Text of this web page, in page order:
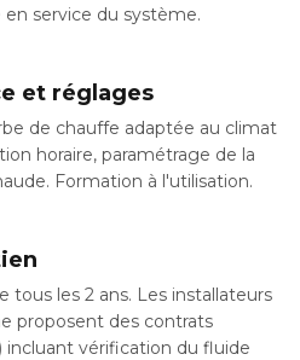
service du système.
et réglages
de chauffe adaptée au climat
horaire, paramétrage de la
Formation à l'utilisation.
tous les 2 ans. Les installateurs
proposent des contrats
incluant vérification du fluide